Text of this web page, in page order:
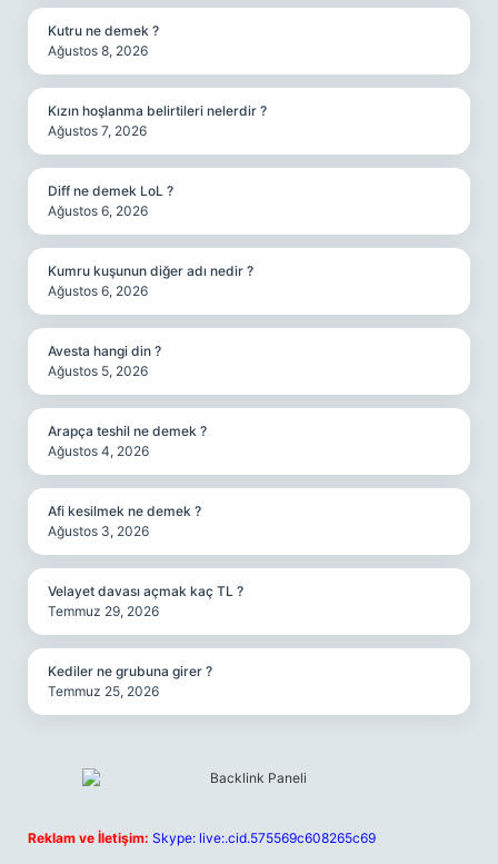
Kutru ne demek ?
Ağustos 8, 2026
Kızın hoşlanma belirtileri nelerdir ?
Ağustos 7, 2026
Diff ne demek LoL ?
Ağustos 6, 2026
Kumru kuşunun diğer adı nedir ?
Ağustos 6, 2026
Avesta hangi din ?
Ağustos 5, 2026
Arapça teshil ne demek ?
Ağustos 4, 2026
Afi kesilmek ne demek ?
Ağustos 3, 2026
Velayet davası açmak kaç TL ?
Temmuz 29, 2026
Kediler ne grubuna girer ?
Temmuz 25, 2026
Reklam ve İletişim: Skype: live:.cid.575569c608265c69